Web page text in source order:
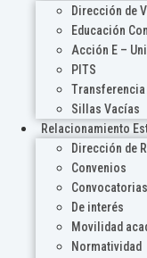
Dirección de
Educación
Acción E –
PITS
Sillas Vacías
Relacionamiento
Dirección de
Convenios
De interés
Movilidad
Normatividad